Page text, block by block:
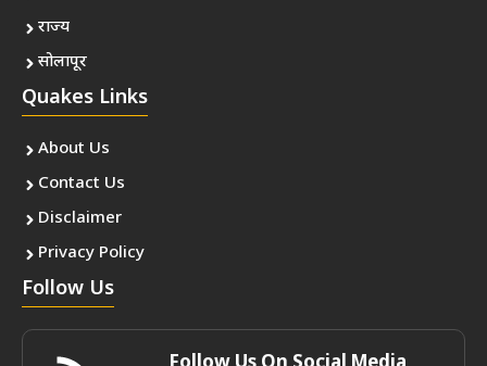
राज्य
सोलापूर
Quakes Links
About Us
Contact Us
Disclaimer
Privacy Policy
Follow Us